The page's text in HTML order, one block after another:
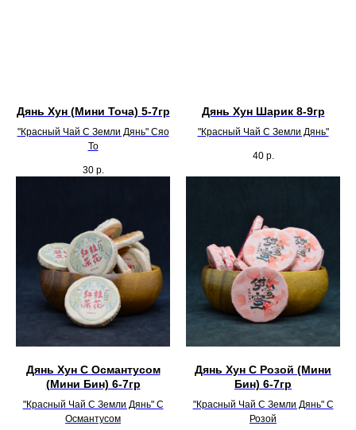
Дянь Хун (Мини Точа) 5-7гр
"Красный Чай С Земли Дянь" Сяо
То
30 р.
Дянь Хун Шарик 8-9гр
"Красный Чай С Земли Дянь"
40 р.
Дянь Хун С Османтусом
(Мини Бин) 6-7гр
"Красный Чай С Земли Дянь" С
Османтусом
Дянь Хун С Розой (Мини
Бин) 6-7гр
"Красный Чай С Земли Дянь" С
Розой